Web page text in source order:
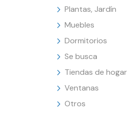
Plantas, Jardín
Muebles
Dormitorios
Se busca
Tiendas de hogar
Ventanas
Otros